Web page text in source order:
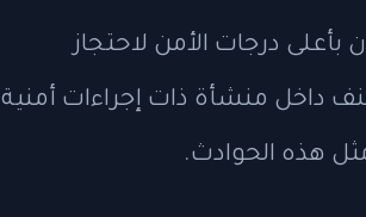
بأعلى درجات الأمن لاحتجاز
داخل منشأة ذات إجراءات أمنية
هذه الحوادث.